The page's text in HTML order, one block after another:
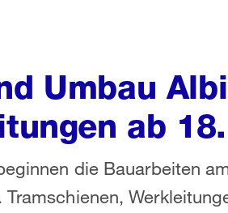
Umbau
ab
die Bauarbeiten